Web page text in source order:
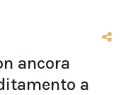
ancora
a